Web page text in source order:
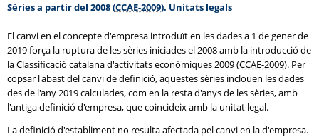
Sèries a partir del 2008 (CCAE-2009). Unitats legals
El canvi en el concepte d'empresa introduït en les dades a 1 de gener de
2019 força la ruptura de les sèries iniciades el 2008 amb la introducció de
la Classificació catalana d'activitats econòmiques 2009 (CCAE-2009). Per
copsar l'abast del canvi de definició, aquestes sèries inclouen les dades
des de l'any 2019 calculades, com en la resta d'anys de les sèries, amb
l'antiga definició d'empresa, que coincideix amb la unitat legal.
La definició d'establiment no resulta afectada pel canvi en la d'empresa.